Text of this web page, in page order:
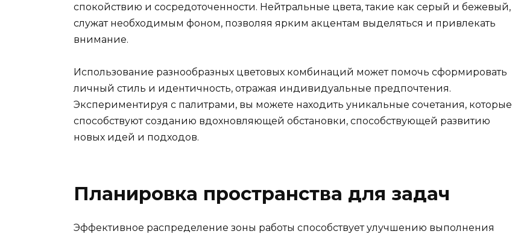
спокойствию и сосредоточенности. Нейтральные цвета, такие как серый и бежевый,
служат необходимым фоном, позволяя ярким акцентам выделяться и привлекать
внимание.
Использование разнообразных цветовых комбинаций может помочь сформировать
личный стиль и идентичность, отражая индивидуальные предпочтения.
Экспериментируя с палитрами, вы можете находить уникальные сочетания, которые
способствуют созданию вдохновляющей обстановки, способствующей развитию
новых идей и подходов.
Планировка пространства для задач
Эффективное распределение зоны работы способствует улучшению выполнения